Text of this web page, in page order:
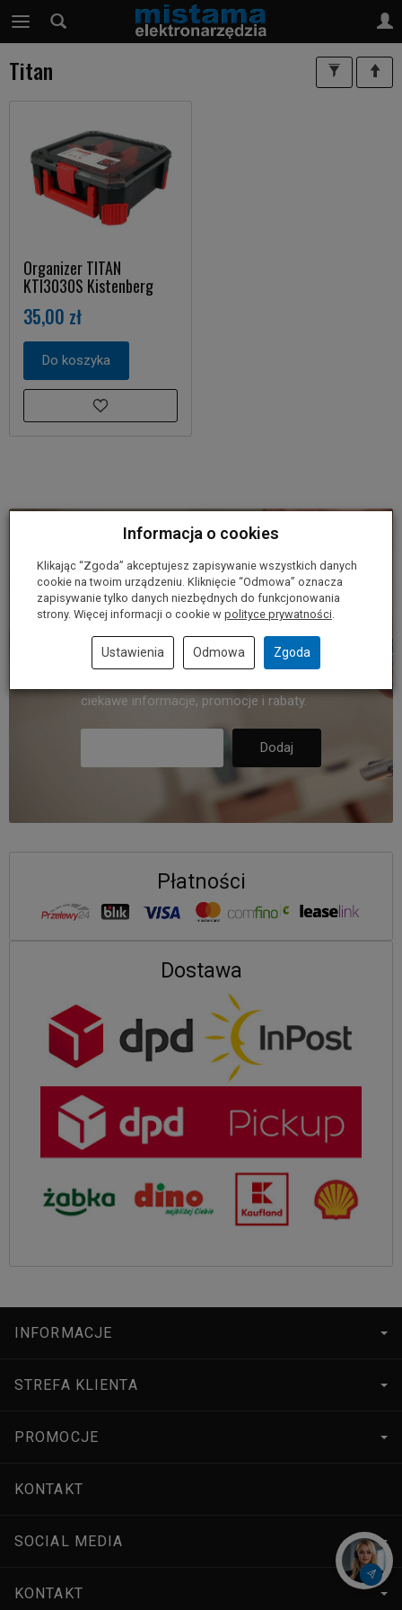
Titan
Organizer TITAN
KTI3030S Kistenberg
35,00 zł
Do koszyka
Dołącz do
naszego klubu.
ciekawe informacje, promocje i rabaty.
Płatności
Dostawa
INFORMACJE
STREFA KLIENTA
PROMOCJE
KONTAKT
SOCIAL MEDIA
KONTAKT
Informacja o cookies
Klikając “Zgoda” akceptujesz zapisywanie wszystkich danych
cookie na twoim urządzeniu. Kliknięcie “Odmowa” oznacza
zapisywanie tylko danych niezbędnych do funkcjonowania
strony. Więcej informacji o cookie w polityce prywatności
Ustawienia Odmowa Zgoda